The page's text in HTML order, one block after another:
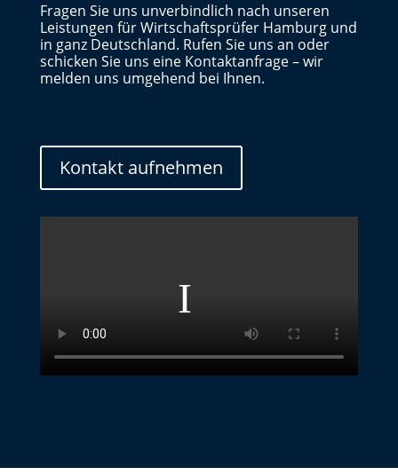
Fragen Sie uns unverbindlich nach unseren
Leistungen für Wirtschaftsprüfer Hamburg und
in ganz Deutschland. Rufen Sie uns an oder
schicken Sie uns eine Kontaktanfrage – wir
melden uns umgehend bei Ihnen.
Kontakt aufnehmen